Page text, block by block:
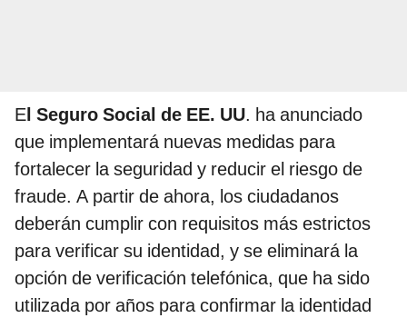
El Seguro Social de EE. UU. ha anunciado
que implementará nuevas medidas para
fortalecer la seguridad y reducir el riesgo de
fraude. A partir de ahora, los ciudadanos
deberán cumplir con requisitos más estrictos
para verificar su identidad, y se eliminará la
opción de verificación telefónica, que ha sido
utilizada por años para confirmar la identidad